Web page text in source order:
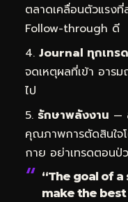
ตลาดเคลื่อนตัวแรง
Follow-through ดี
Journal ทุกเทรด
จดเหตุผลที่เข้า อาร
ไป
รักษาพลังงาน —
คุณภาพการตัดสินใจ
กาย อย่าเทรดตอนป่
“The goal of
make the best